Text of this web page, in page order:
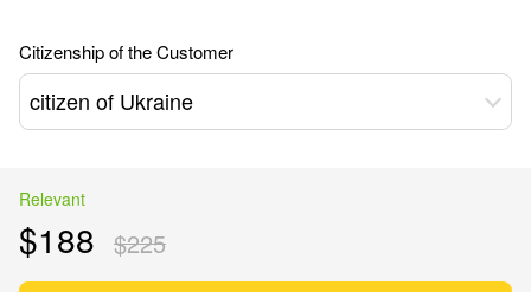
Citizenship of the Customer
citizen of Ukraine
Relevant
$188 $225